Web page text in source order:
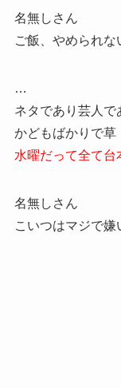
名無しさん
ご飯、やめられな
…
ネタであり芸人
かどもばかりで草
水曜だって全て台
名無しさん
こいつはマジで嫌